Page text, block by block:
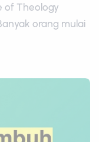
of Theology
orang mulai